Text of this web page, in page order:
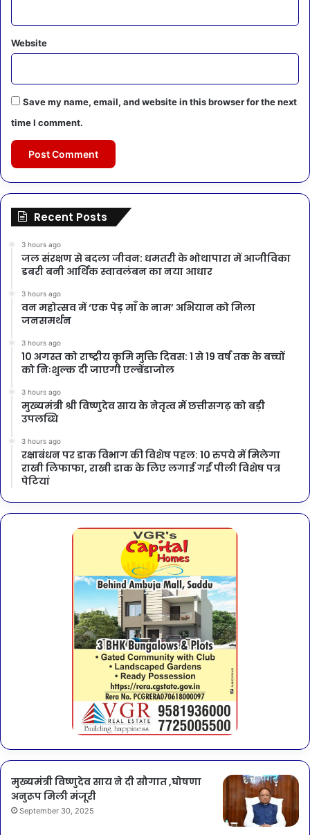
Website
Save my name, email, and website in this browser for the next
time I comment.
Recent Posts
3 hours ago
जल संरक्षण से बदला जीवन: धमतरी के भोथापारा में आजीविका
डबरी बनी आर्थिक स्वावलंबन का नया आधार
3 hours ago
वन महोत्सव में ‘एक पेड़ माँ के नाम’ अभियान को मिला
जनसमर्थन
3 hours ago
10 अगस्त को राष्ट्रीय कृमि मुक्ति दिवस: 1 से 19 वर्ष तक के बच्चों
को निःशुल्क दी जाएगी एल्बेंडाजोल
3 hours ago
मुख्यमंत्री श्री विष्णुदेव साय के नेतृत्व में छत्तीसगढ़ को बड़ी
उपलब्धि
3 hours ago
रक्षाबंधन पर डाक विभाग की विशेष पहल: 10 रुपये में मिलेगा
राखी लिफाफा, राखी डाक के लिए लगाई गईं पीली विशेष पत्र
पेटियां
मुख्यमंत्री विष्णुदेव साय ने दी सौगात ,घोषणा
अनुरूप मिली मंजूरी
September 30, 2025